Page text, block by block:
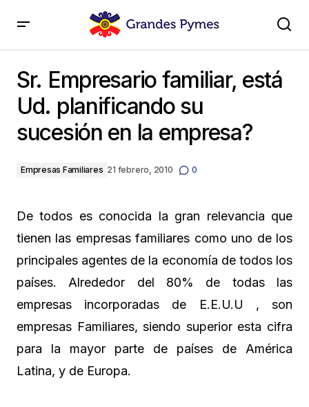
sucesión en la empresa?
Sr. Empresario familiar, está
Ud. planificando su
sucesión en la empresa?
Empresas Familiares 21 febrero, 2010 0
De todos es conocida la gran relevancia que
tienen las empresas familiares como uno de los
principales agentes de la economía de todos los
países. Alrededor del 80% de todas las
empresas incorporadas de E.E.U.U , son
empresas Familiares, siendo superior esta cifra
para la mayor parte de países de América
Latina, y de Europa.